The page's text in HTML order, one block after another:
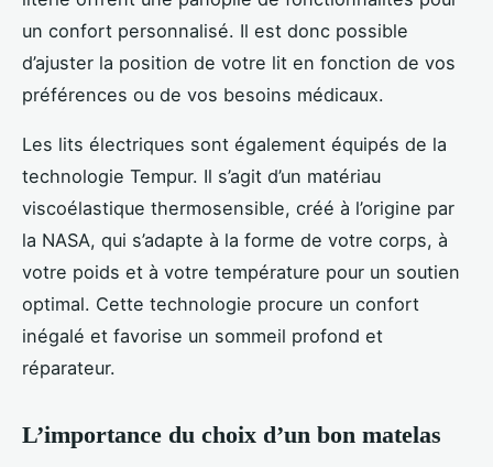
un confort personnalisé. Il est donc possible
d’ajuster la position de votre lit en fonction de vos
préférences ou de vos besoins médicaux.
Les lits électriques sont également équipés de la
technologie Tempur. Il s’agit d’un matériau
viscoélastique thermosensible, créé à l’origine par
la NASA, qui s’adapte à la forme de votre corps, à
votre poids et à votre température pour un soutien
optimal. Cette technologie procure un confort
inégalé et favorise un sommeil profond et
réparateur.
L’importance du choix d’un bon matelas